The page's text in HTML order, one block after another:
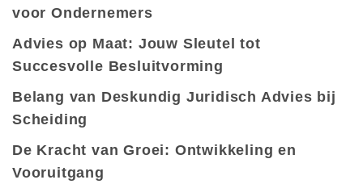
voor Ondernemers
Advies op Maat: Jouw Sleutel tot
Succesvolle Besluitvorming
Belang van Deskundig Juridisch Advies bij
Scheiding
De Kracht van Groei: Ontwikkeling en
Vooruitgang